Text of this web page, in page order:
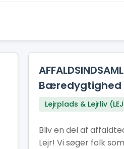
Bæredygtighed
Lejrplads & Lejrliv
Bliv en del af
Lejr! Vi søger folk